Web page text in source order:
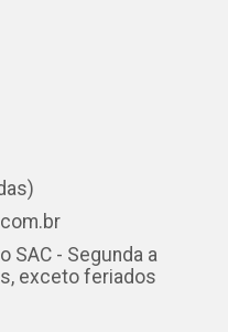
SAC - Segunda a
exceto feriados